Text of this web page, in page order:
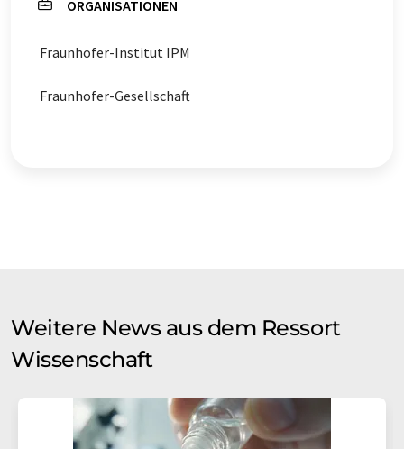
ORGANISATIONEN
Fraunhofer-Institut IPM
Fraunhofer-Gesellschaft
Weitere News aus dem Ressort
Wissenschaft